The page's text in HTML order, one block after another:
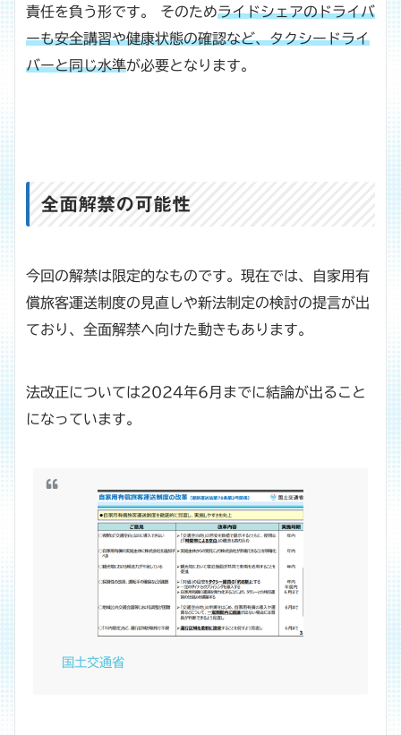
責任を負う形です。 そのためライドシェアのドライバ
ーも安全講習や健康状態の確認など、タクシードライ
バーと同じ水準が必要となります。
全面解禁の可能性
今回の解禁は限定的なものです。現在では、自家用有
償旅客運送制度の見直しや新法制定の検討の提言が出
ており、全面解禁へ向けた動きもあります。
法改正については2024年6月までに結論が出ること
になっています。
国土交通省